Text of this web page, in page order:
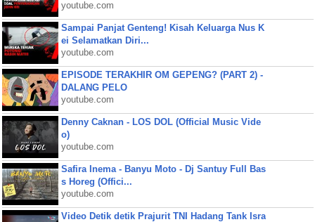
youtube.com
Sampai Panjat Genteng! Kisah Keluarga Nus K
ei Selamatkan Diri...
youtube.com
EPISODE TERAKHIR OM GEPENG? (PART 2) -
DALANG PELO
youtube.com
Denny Caknan - LOS DOL (Official Music Vide
o)
youtube.com
Safira Inema - Banyu Moto - Dj Santuy Full Bas
s Horeg (Offici...
youtube.com
Video Detik detik Prajurit TNI Hadang Tank Isra